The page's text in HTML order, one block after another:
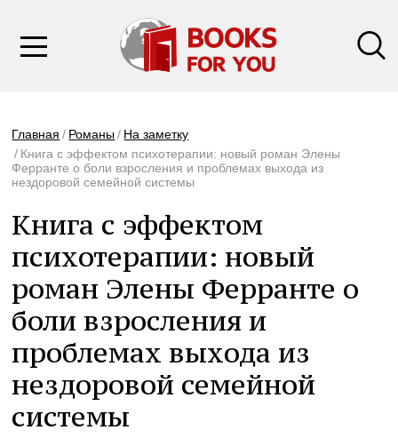
Главная Романы
На заметку
Книга с эффектом психотерапии: новый роман Элены
Ферранте о боли взросления и проблемах выхода из
нездоровой семейной системы
Книга с эффектом
психотерапии: новый
роман Элены Ферранте о
боли взросления и
проблемах выхода из
нездоровой семейной
системы